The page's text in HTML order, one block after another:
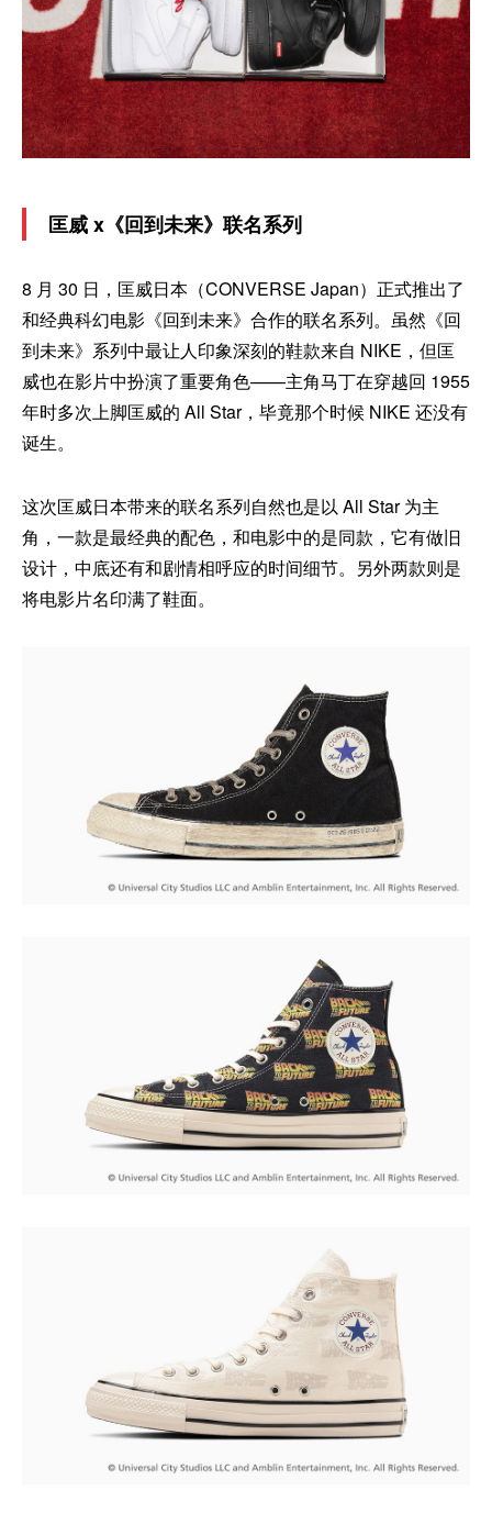
匡威 x《回到未来》联名系列
8 月 30 日，匡威日本（CONVERSE Japan）正式推出了
和经典科幻电影《回到未来》合作的联名系列。虽然《回
到未来》系列中最让人印象深刻的鞋款来自 NIKE，但匡
威也在影片中扮演了重要角色——主角马丁在穿越回 1955
年时多次上脚匡威的 All Star，毕竟那个时候 NIKE 还没有
诞生。
这次匡威日本带来的联名系列自然也是以 All Star 为主
角，一款是最经典的配色，和电影中的是同款，它有做旧
设计，中底还有和剧情相呼应的时间细节。另外两款则是
将电影片名印满了鞋面。